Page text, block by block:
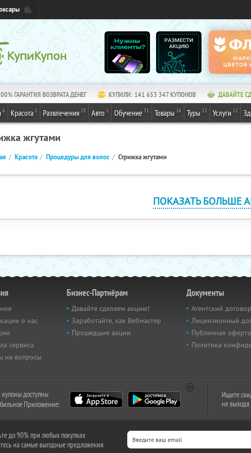
ГАРАНТИЯ ВОЗВРАТА ДЕНЕГ КУПИЛИ: 141 653 348КУПОНОВ ДАВАЙТЕ
6 Красота 1 Развлечения 25 Авто 1 Обучение 31 Товары 26 Туры 13 Услуги 12
жгутами
Красота Процедуры для волос Стрижка жгутами
ПОКАЗАТЬ БОЛЬШЕ
о нас
сервиса
на вопросы
Бизнес-Партнёрам
Давайте сделаем акцию!
Заработайте, как Вебмастер
Прошедшие акции
Документы
Агентский договор
Лицензионный
Публичная оферта
Политика
доступны
Приложение:
Ищите
не выходя
до 90% при любых покупках
на самые выгодные предложения